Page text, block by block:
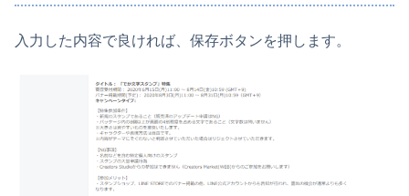
入力した内容で良ければ、保存ボタンを押します。